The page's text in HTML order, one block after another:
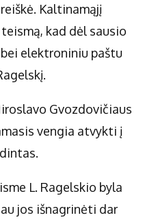
Kaltinamąjį
kad dėl sausio
elektroniniu paštu
Gvozdovičiaus
vengia atvykti į
L. Ragelskio byla
jos išnagrinėti dar